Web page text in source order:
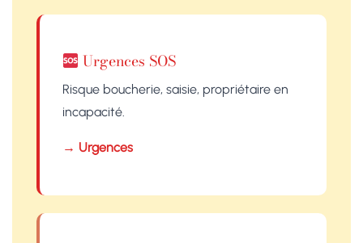
Urgences SOS
Risque boucherie, saisie, propriétaire en
incapacité.
→ Urgences